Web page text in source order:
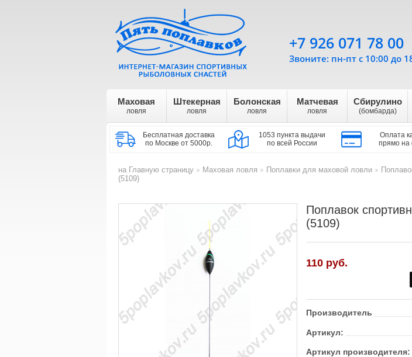
Маховая
ловля
Штекерная
ловля
Болонская
ловля
Матчевая
ловля
Сбирулино
(бомбарда)
Бесплатная доставка
по Москве от 5000р.
1053 пункта выдачи
по всей России
Оплата
прямо на
+7 926 071 78 00
Звоните: пн-пт с 10:00 до
на Главную страницу
Маховая ловля
Поплавки для маховой ловли
(5109)
Поплавок
(5109)
110 руб.
Производитель
Артикул:
Артикул производителя: